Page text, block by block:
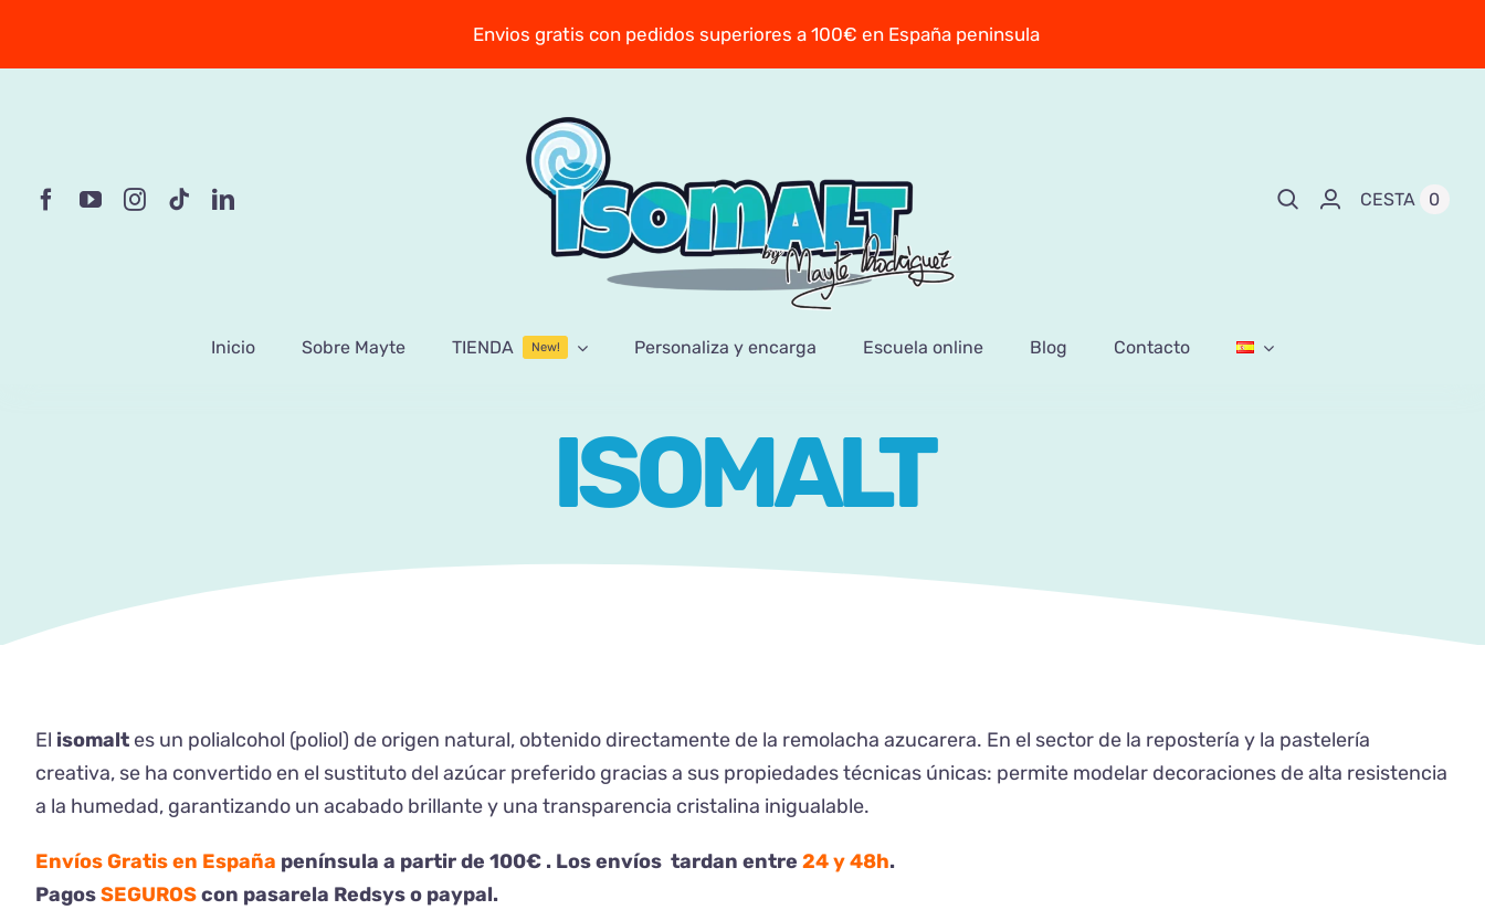
Envios gratis con pedidos superiores a 100€ en España peninsula
CESTA 0
Inicio Sobre Mayte TIENDA New! Personaliza y encarga Escuela online Blog Contacto
ISOMALT
El isomaltes un polialcohol (poliol) de origen natural, obtenido directamente de la remolacha azucarera. En el sector de la repostería y la pastelería
creativa, se ha convertido en el sustituto del azúcar preferido gracias a sus propiedades técnicas únicas: permite modelar decoraciones de alta resistencia
a la humedad, garantizando un acabado brillante y una transparencia cristalina inigualable.
Envíos Gratis en España península a partir de 100€ . Los envíos tardan entre 24 y 48h.
PagosSEGUROScon pasarela Redsys o paypal.